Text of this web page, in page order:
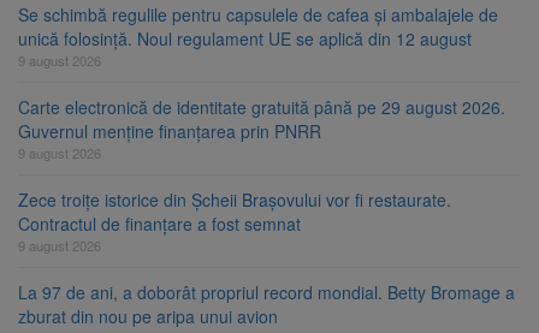
Se schimbă regulile pentru capsulele de cafea și ambalajele de
unică folosință. Noul regulament UE se aplică din 12 august
9 august 2026
Carte electronică de identitate gratuită până pe 29 august 2026.
Guvernul menține finanțarea prin PNRR
9 august 2026
Zece troițe istorice din Șcheii Brașovului vor fi restaurate.
Contractul de finanțare a fost semnat
9 august 2026
La 97 de ani, a doborât propriul record mondial. Betty Bromage a
zburat din nou pe aripa unui avion